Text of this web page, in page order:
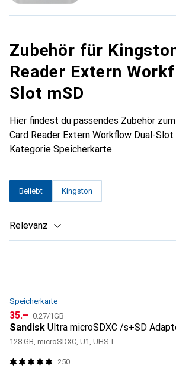
Zubehör für
Reader Extern
Slot mSD
Hier findest du passendes Zubehör
Card Reader Extern Workflow Dual-Slot
Kategorie Speicherkarte.
Beliebt Kingston
Relevanz
Speicherkarte
CHF
35.– CHF
0.27/1GB
Sandisk Ultra microSDXC /s+SD
128 GB, microSDXC, U1, UHS-I
250